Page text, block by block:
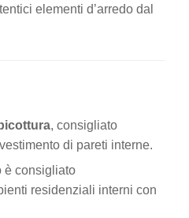
elementi d’arredo dal
bicottura, consigliato
di pareti interne.
è consigliato
residenziali interni con